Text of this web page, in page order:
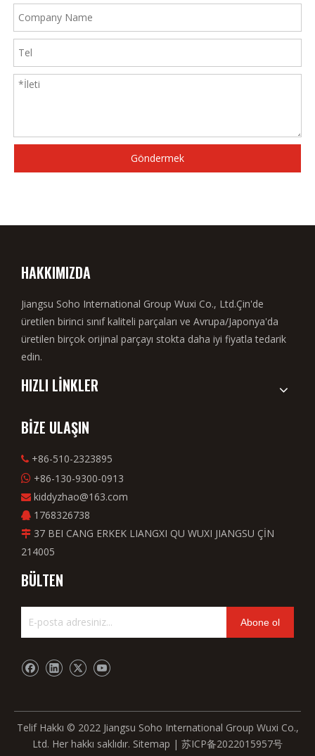
Göndermek
HAKKIMIZDA
Jiangsu Soho International Group Wuxi Co., Ltd.Çin'de
üretilen birinci sınıf kaliteli parçaları ve Avrupa/Japonya'da
üretilen birçok orijinal parçayı stokta daha iyi fiyatla tedarik
edin.
HIZLI LİNKLER
BİZE ULAŞIN
 +86-510-2323895
 +86-130-9300-0913
 kiddyzhao@163.com
 1768326738
 37 BEI CANG ERKEK LIANGXI QU WUXI JIANGSU ÇİN
214005
BÜLTEN
Abone ol
Telif Hakkı © 2022 Jiangsu Soho International Group Wuxi Co.,
Ltd. Her hakkı saklıdır. Sitemap | 苏ICP备2022015957号